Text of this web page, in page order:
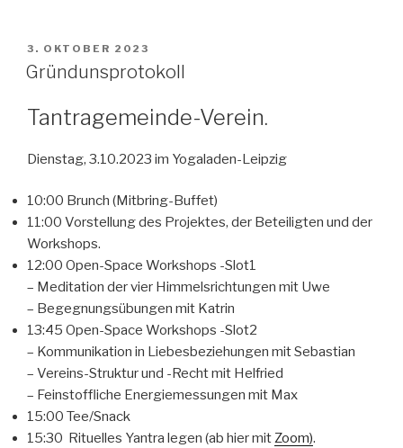
VERÖFFENTLICHT
AM
3. OKTOBER 2023
Gründunsprotokoll
Tantragemeinde-Verein.
Dienstag, 3.10.2023 im Yogaladen-Leipzig
10:00 Brunch (Mitbring-Buffet)
11:00 Vorstellung des Projektes, der Beteiligten und der
Workshops.
12:00 Open-Space Workshops -Slot1
– Meditation der vier Himmelsrichtungen mit Uwe
– Begegnungsübungen mit Katrin
13:45 Open-Space Workshops -Slot2
– Kommunikation in Liebesbeziehungen mit Sebastian
– Vereins-Struktur und -Recht mit Helfried
– Feinstoffliche Energiemessungen mit Max
15:00 Tee/Snack
15:30 Rituelles Yantra legen (ab hier mitZoom).